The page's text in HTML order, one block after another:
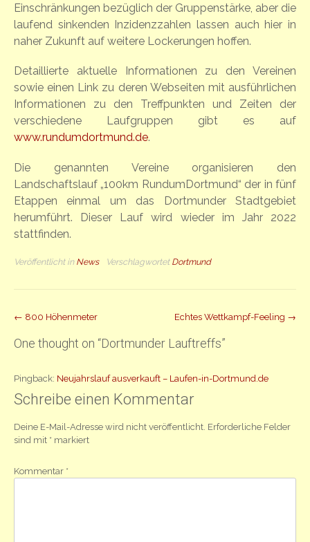
Einschränkungen bezüglich der Gruppenstärke, aber die
laufend sinkenden Inzidenzzahlen lassen auch hier in
naher Zukunft auf weitere Lockerungen hoffen.
Detaillierte aktuelle Informationen zu den Vereinen
sowie einen Link zu deren Webseiten mit ausführlichen
Informationen zu den Treffpunkten und Zeiten der
verschiedene Laufgruppen gibt es auf
www.rundumdortmund.de.
Die genannten Vereine organisieren den
Landschaftslauf „100km RundumDortmund“ der in fünf
Etappen einmal um das Dortmunder Stadtgebiet
herumführt. Dieser Lauf wird wieder im Jahr 2022
stattfinden.
Veröffentlicht in News Verschlagwortet Dortmund
Beitrag
Navigation
← 800 Höhenmeter Echtes Wettkampf-Feeling →
One thought on “Dortmunder Lauftreffs”
Pingback: Neujahrslauf ausverkauft – Laufen-in-Dortmund.de
Schreibe einen Kommentar
Deine E-Mail-Adresse wird nicht veröffentlicht. Erforderliche Felder
sind mit * markiert
Kommentar *